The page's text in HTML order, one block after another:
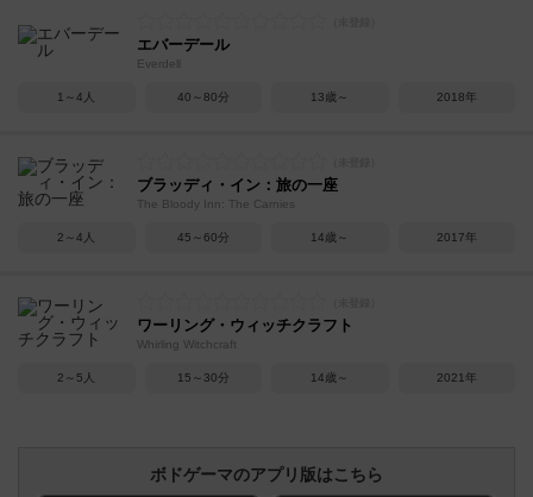
エバーデール
Everdell
1～4人 40～80分 13歳～ 2018年
ブラッディ・イン：旅の一座
The Bloody Inn: The Carnies
2～4人 45～60分 14歳～ 2017年
ワーリング・ウィッチクラフト
Whirling Witchcraft
2～5人 15～30分 14歳～ 2021年
ボドゲーマのアプリ版はこちら